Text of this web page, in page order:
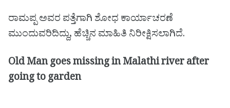
ರಾಮಪ್ಪ ಅವರ ಪತ್ತೆಗಾಗಿ ಶೋಧ ಕಾರ್ಯಾಚರಣೆ
ಮುಂದುವರಿದಿದ್ದು, ಹೆಚ್ಚಿನ ಮಾಹಿತಿ ನಿರೀಕ್ಷಿಸಲಾಗಿದೆ.
Old Man goes missing in Malathi river after
going to garden